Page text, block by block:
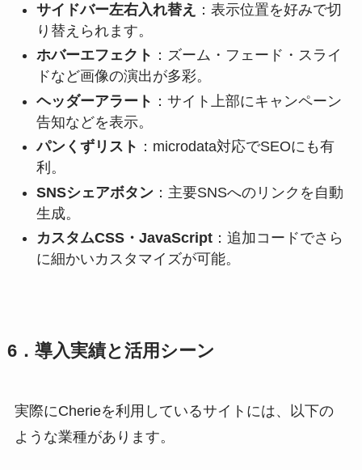
サイドバー左右入れ替え
：表示位置を好みで切
り替えられます。
ホバーエフェクト ：ズーム・フェード・スライ
ドなど画像の演出が多彩。
ヘッダーアラート ：サイト上部にキャンペーン
告知などを表示。
パンくずリスト ：microdata対応でSEOにも有
利。
SNSシェアボタン：主要SNSへのリンクを自動
生成。
カスタムCSS・JavaScript：追加コードでさら
に細かいカスタマイズが可能。
6．導入実績と活用シーン
実際にCherieを利用しているサイトには、以下の
ような業種があります。